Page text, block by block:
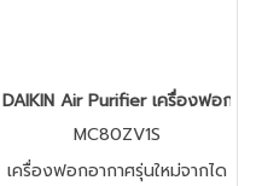
ม. | รุ่น FP-J80TA-W
DAIKIN Air Purifier เครื่องฟอกอา
MC80ZV1S
เครื่องฟอกอากาศรุ่นใหม่จากได